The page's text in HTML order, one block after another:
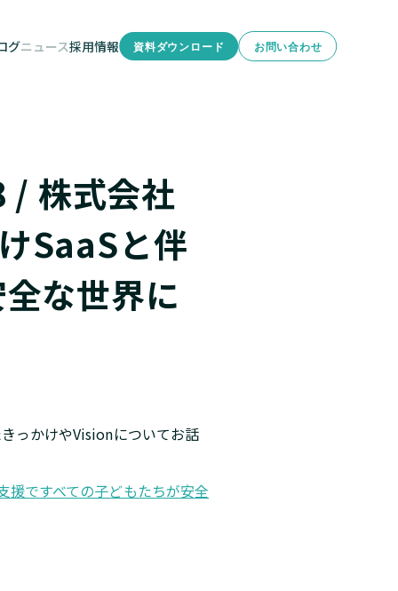
グニュース採用情報 資料ダウンロード お問い合わせ
/ 株式会社
SaaSと伴
な世界に
っかけやVisionについてお話
援ですべての子どもたちが安全